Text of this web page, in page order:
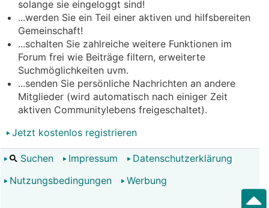
solange sie eingeloggt sind!
...werden Sie ein Teil einer aktiven und hilfsbereiten
Gemeinschaft!
...schalten Sie zahlreiche weitere Funktionen im
Forum frei wie Beiträge filtern, erweiterte
Suchmöglichkeiten uvm.
...senden Sie persönliche Nachrichten an andere
Mitglieder (wird automatisch nach einiger Zeit
aktiven Communitylebens freigeschaltet).
Jetzt kostenlos registrieren
Suchen Impressum
Datenschutzerklärung
Nutzungsbedingungen
Werbung